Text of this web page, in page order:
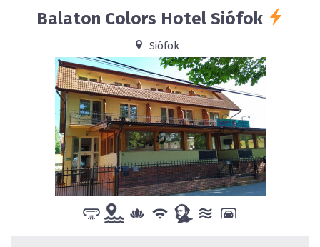
Balaton Colors HotelSiófok
Siófok